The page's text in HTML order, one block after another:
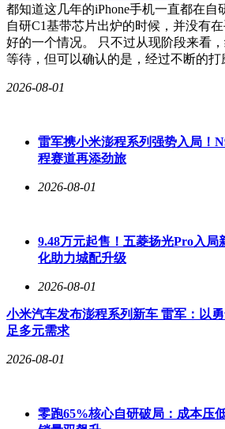
都知道这几年的iPhone手机一直都在自
自研C1基带芯片出炉的时候，并没有
好的一个情况。 只不过从现阶段来看
等待，但可以确认的是，经过不断的
2026-08-01
雷军携小米澎程系列强势入局！
程赛道再添劲旅
2026-08-01
9.48万元起售！五菱扬光Pro入局
化助力城配升级
2026-08-01
小米汽车发布澎程系列新车 雷军：以
足多元需求
2026-08-01
零跑65%核心自研破局：成本压